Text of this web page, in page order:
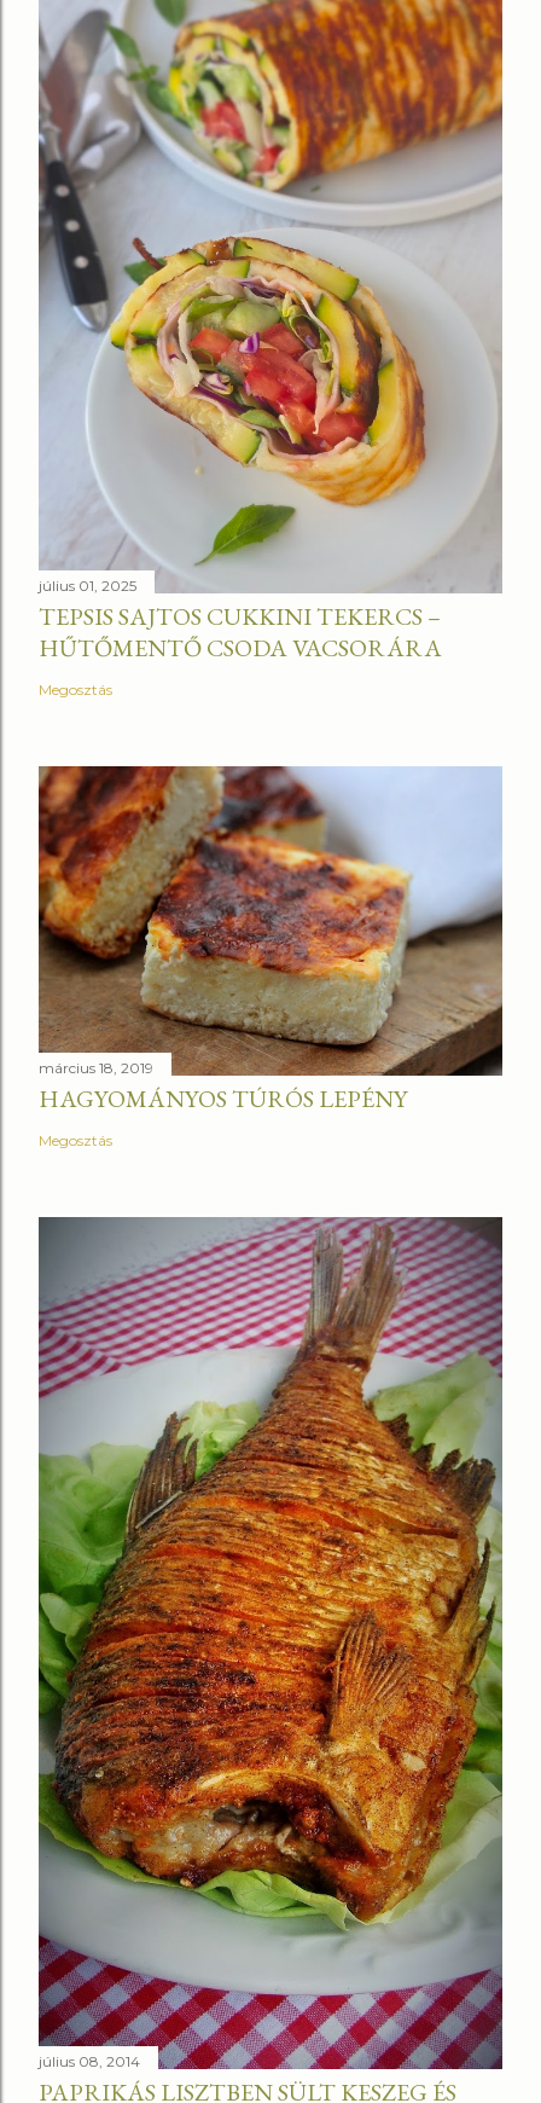
július 01, 2025
TEPSIS SAJTOS CUKKINI TEKERCS –
HŰTŐMENTŐ CSODA VACSORÁRA
Megosztás
március 18, 2019
HAGYOMÁNYOS TÚRÓS LEPÉNY
Megosztás
július 08, 2014
PAPRIKÁS LISZTBEN SÜLT KESZEG ÉS